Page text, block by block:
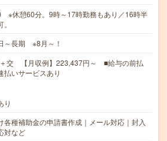
※休憩60分。9時～17時勤務もあり／16時半
～長期 ※8月～！
交 【月収例】223,437円～ ■給与の前払
払いサービスあり
り
各種補助金の申請書作成｜メール対応｜封入
対など